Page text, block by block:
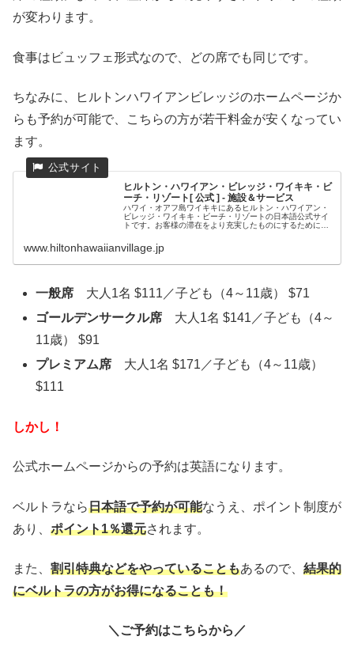
が変わります。
食事はビュッフェ形式なので、どの席でも同じです。
ちなみに、ヒルトンハワイアンビレッジのホームページか
らも予約が可能で、こちらの方が若干料金が安くなってい
ます。
ヒルトン・ハワイアン・ビレッジ・ワイキキ・ビ
ーチ・リゾート[ 公式 ] - 施設＆サービス
ハワイ・オアフ島ワイキキにあるヒルトン・ハワイアン・
ビレッジ・ワイキキ・ビーチ・リゾートの日本語公式サイ
トです。お客様の滞在をより充実したものにするために、
www.hiltonhawaiianvillage.jp
一般席 大人1名 $111／子ども（4～11歳） $71
ゴールデンサークル席 大人1名 $141／子ども（4～
11歳） $91
プレミアム席 大人1名 $171／子ども（4～11歳）
$111
しかし！
公式ホームページからの予約は英語になります。
ベルトラなら日本語で予約が可能なうえ、ポイント制度が
あり、 ポイント1％還元されます。
また、 割引特典などをやっていることもあるので、 結果的
にベルトラの方がお得になることも！
＼ご予約はこちらから／